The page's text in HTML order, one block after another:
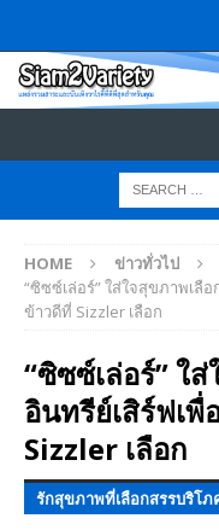
HOME ข่าวทั่วไป
“ซิซซ์เล่อร์” ใส่ใจสุขภาพเ
ข้าวดีที่ Sizzler เลือก
“ซิซซ์เล่อร์” ใ
อินทรีย์เสิร์ฟเ
Sizzler เลือก
รักสุขภาพที่เลือกสรรบริโ